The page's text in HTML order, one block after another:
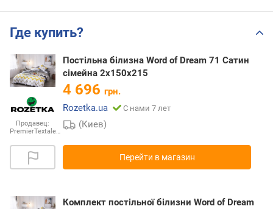
Где купить?
Продавец:
PremierTextale…
Постільна білизна Word of Dream 71 Сатин
сімейна 2х150х215
4 696 грн.
Rozetka.ua
С нами 7 лет
(Киев)
Перейти в магазин
Комплект постільної білизни Word of Dream